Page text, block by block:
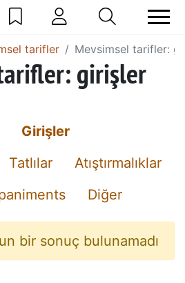
tarifler Mevsimsel tarifler:
girişler
Girişler
Tatlılar
Atıştırmalıklar
Diğer
bir sonuç bulunamadı